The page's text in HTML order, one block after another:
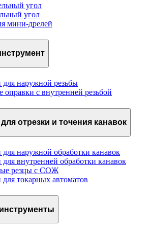
угол
угол
мини-дрелей
для наружной резьбы
оправки с внутренней резьбой
отрезки и точения канавок
наружной обработки канавок
внутренней обработки канавок
резцы с СОЖ
токарных автоматов